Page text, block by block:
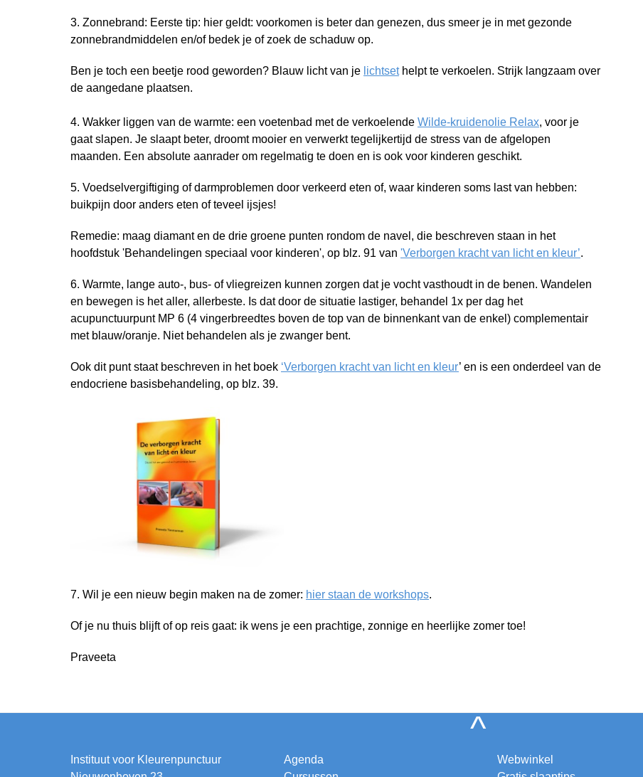
3. Zonnebrand: Eerste tip: hier geldt: voorkomen is beter dan genezen, dus smeer je in met gezonde
zonnebrandmiddelen en/of bedek je of zoek de schaduw op.
Ben je toch een beetje rood geworden? Blauw licht van je lichtsethelpt te verkoelen. Strijk langzaam over
de aangedane plaatsen.
4. Wakker liggen van de warmte: een voetenbad met de verkoelende Wilde-kruidenolie Relax, voor je
gaat slapen. Je slaapt beter, droomt mooier en verwerkt tegelijkertijd de stress van de afgelopen
maanden. Een absolute aanrader om regelmatig te doen en is ook voor kinderen geschikt.
5. Voedselvergiftiging of darmproblemen door verkeerd eten of, waar kinderen soms last van hebben:
buikpijn door anders eten of teveel ijsjes!
Remedie: maag diamant en de drie groene punten rondom de navel, die beschreven staan in het
hoofdstuk 'Behandelingen speciaal voor kinderen', op blz. 91 van 'Verborgen kracht van licht en kleur’.
6. Warmte, lange auto-, bus- of vliegreizen kunnen zorgen dat je vocht vasthoudt in de benen. Wandelen
en bewegen is het aller, allerbeste. Is dat door de situatie lastiger, behandel 1x per dag het
acupunctuurpunt MP 6 (4 vingerbreedtes boven de top van de binnenkant van de enkel) complementair
met blauw/oranje. Niet behandelen als je zwanger bent.
Ook dit punt staat beschreven in het boek ‘Verborgen kracht van licht en kleur’ en is een onderdeel van de
endocriene basisbehandeling, op blz. 39.
7. Wil je een nieuw begin maken na de zomer: hier staan de workshops.
Of je nu thuis blijft of op reis gaat: ik wens je een prachtige, zonnige en heerlijke zomer toe!
Praveeta
^
Instituut voor Kleurenpunctuur
Agenda
Webwinkel